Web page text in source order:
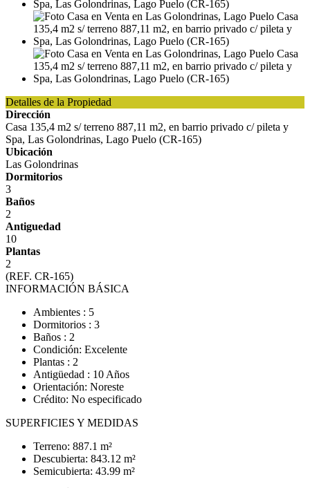
Detalles de la Propiedad
Dirección
Casa 135,4 m2 s/ terreno 887,11 m2, en barrio privado c/ pileta y
Spa, Las Golondrinas, Lago Puelo (CR-165)
Ubicación
Las Golondrinas
Dormitorios
3
Baños
2
Antiguedad
10
Plantas
2
(REF. CR-165)
INFORMACIÓN BÁSICA
Ambientes : 5
Dormitorios : 3
Baños : 2
Condición: Excelente
Plantas : 2
Antigüedad : 10 Años
Orientación: Noreste
Crédito: No especificado
SUPERFICIES Y MEDIDAS
Terreno: 887.1 m²
Descubierta: 843.12 m²
Semicubierta: 43.99 m²